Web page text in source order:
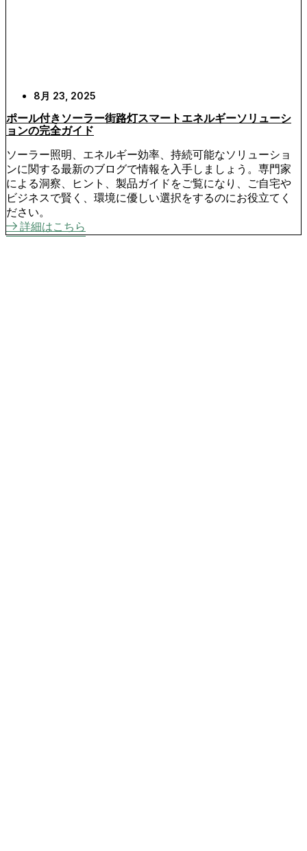
8月 23, 2025
ポール付きソーラー街路灯スマートエネルギーソリューシ
ョンの完全ガイド
ソーラー照明、エネルギー効率、持続可能なソリューショ
ンに関する最新のブログで情報を入手しましょう。専門家
による洞察、ヒント、製品ガイドをご覧になり、ご自宅や
ビジネスで賢く、環境に優しい選択をするのにお役立てく
ださい。
詳細はこちら